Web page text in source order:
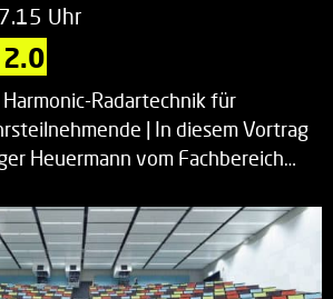
Uhr
Radartechnik für
| In diesem Vortrag
Heuermann vom Fachbereich…